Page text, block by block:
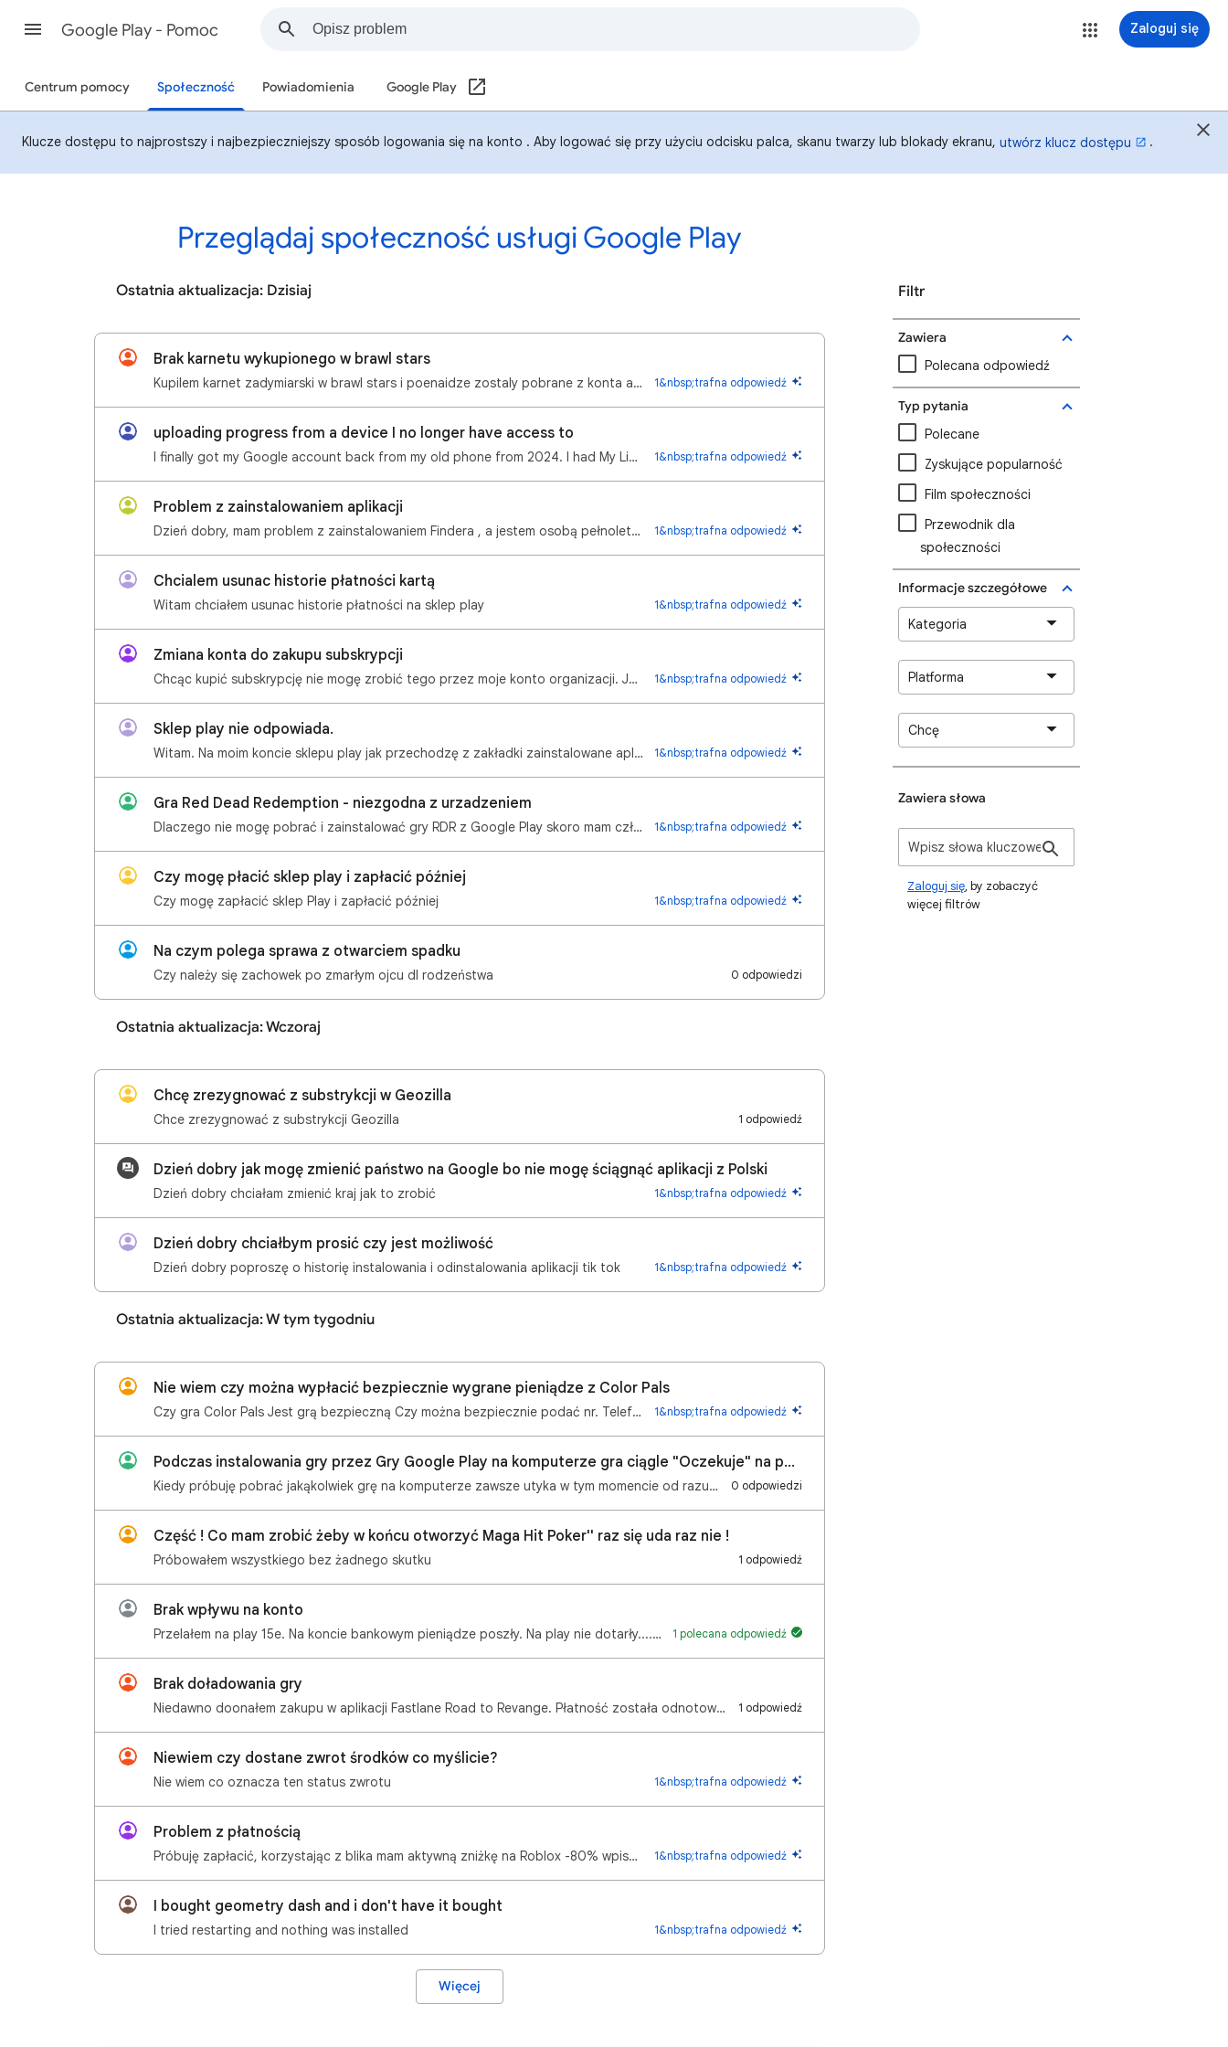
Google Play - Pomoc Zaloguj się
Centrum pomocy Społeczność Powiadomienia Google Play
Klucze dostępu to najprostszy i najbezpieczniejszy sposób logowania się na konto . Aby logować się przy użyciu odcisku palca, skanu twarzy lub blokady ekranu, utwórz klucz dostępu .
Przeglądaj społeczność usługi Google Play
Ostatnia aktualizacja: Dzisiaj
Brak karnetu wykupionego w brawl stars
Kupilem karnet zadymiarski w brawl stars i poenaidze zostaly pobrane z konta a karnetu nie mam 1&nbsp;trafna odpowiedź
uploading progress from a device I no longer have access to
I finally got my Google account back from my old phone from 2024. I had My Little Pony installed on … 1&nbsp;trafna odpowiedź
Problem z zainstalowaniem aplikacji
Dzień dobry, mam problem z zainstalowaniem Findera , a jestem osobą pełnoletnia . Z jakiego względu … 1&nbsp;trafna odpowiedź
Chcialem usunac historie płatności kartą
Witam chciałem usunac historie płatności na sklep play 1&nbsp;trafna odpowiedź
Zmiana konta do zakupu subskrypcji
Chcąc kupić subskrypcję nie mogę zrobić tego przez moje konto organizacji. Jest tylko możliwość zrob… 1&nbsp;trafna odpowiedź
Sklep play nie odpowiada.
Witam. Na moim koncie sklepu play jak przechodzę z zakładki zainstalowane aplikacje na niezainstalow… 1&nbsp;trafna odpowiedź
Gra Red Dead Redemption - niezgodna z urzadzeniem
Dlaczego nie mogę pobrać i zainstalować gry RDR z Google Play skoro mam członkostwo Netflix i jestem… 1&nbsp;trafna odpowiedź
Czy mogę płacić sklep play i zapłacić później
Czy mogę zapłacić sklep Play i zapłacić później 1&nbsp;trafna odpowiedź
Na czym polega sprawa z otwarciem spadku
Czy należy się zachowek po zmarłym ojcu dl rodzeństwa 0 odpowiedzi
Ostatnia aktualizacja: Wczoraj
Chcę zrezygnować z substrykcji w Geozilla
Chce zrezygnować z substrykcji Geozilla 1 odpowiedź
Dzień dobry jak mogę zmienić państwo na Google bo nie mogę ściągnąć aplikacji z Polski
Dzień dobry chciałam zmienić kraj jak to zrobić 1&nbsp;trafna odpowiedź
Dzień dobry chciałbym prosić czy jest możliwość
Dzień dobry poproszę o historię instalowania i odinstalowania aplikacji tik tok 1&nbsp;trafna odpowiedź
Ostatnia aktualizacja: W tym tygodniu
Nie wiem czy można wypłacić bezpiecznie wygrane pieniądze z Color Pals
Czy gra Color Pals Jest grą bezpieczną Czy można bezpiecznie podać nr. Telefonu by otrzymać wygrane … 1&nbsp;trafna odpowiedź
Podczas instalowania gry przez Gry Google Play na komputerze gra ciągle "Oczekuje" na pobranie.
Kiedy próbuję pobrać jakąkolwiek grę na komputerze zawsze utyka w tym momencie od razu po kliknięciu… 0 odpowiedzi
Część ! Co mam zrobić żeby w końcu otworzyć Maga Hit Poker'' raz się uda raz nie !
Próbowałem wszystkiego bez żadnego skutku 1 odpowiedź
Brak wpływu na konto
Przelałem na play 15e. Na koncie bankowym pieniądze poszły. Na play nie dotarły.... 🤬 1 polecana odpowiedź
Brak doładowania gry
Niedawno doonałem zakupu w aplikacji Fastlane Road to Revange. Płatność została odnotowana przz bank… 1 odpowiedź
Niewiem czy dostane zwrot środków co myślicie?
Nie wiem co oznacza ten status zwrotu 1&nbsp;trafna odpowiedź
Problem z płatnością
Próbuję zapłacić, korzystając z blika mam aktywną zniżkę na Roblox -80% wpisuje hasło i nagle wyskak… 1&nbsp;trafna odpowiedź
I bought geometry dash and i don't have it bought
I tried restarting and nothing was installed 1&nbsp;trafna odpowiedź
Więcej
Filtr
Zawiera
Polecana odpowiedź
Typ pytania
Polecane
Zyskujące popularność
Film społeczności
Przewodnik dla
społeczności
Informacje szczegółowe
Kategoria
Platforma
Chcę
Zawiera słowa
Zaloguj się, by zobaczyć
więcej filtrów